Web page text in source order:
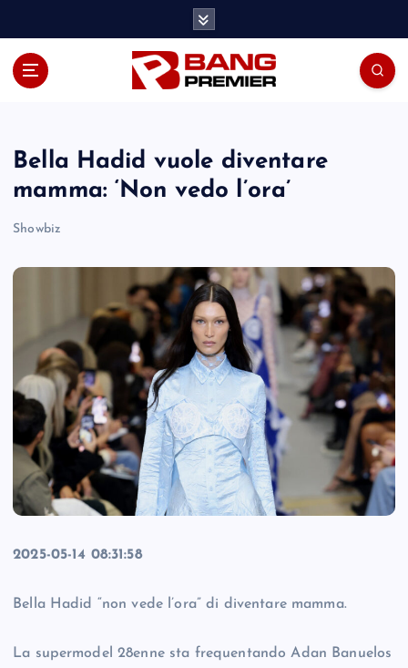
Bella Hadid vuole diventare
mamma: ‘Non vedo l’ora’
Showbiz
2025-05-14 08:31:58
Bella Hadid “non vede l’ora” di diventare mamma.
La supermodel 28enne sta frequentando Adan Banuelos